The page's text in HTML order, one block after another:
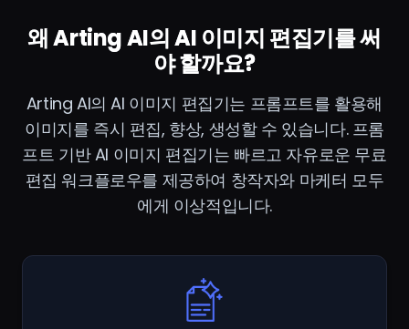
왜 Arting AI의 AI 이미지 편집기를 써
야 할까요?
Arting AI의 AI 이미지 편집기는 프롬프트를 활용해
이미지를 즉시 편집, 향상, 생성할 수 있습니다. 프롬
프트 기반 AI 이미지 편집기는 빠르고 자유로운 무료
편집 워크플로우를 제공하여 창작자와 마케터 모두
에게 이상적입니다.